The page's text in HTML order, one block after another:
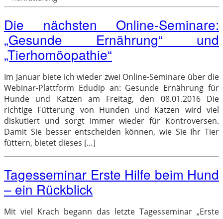
Die nächsten Online-Seminare:
„Gesunde Ernährung“ und
„Tierhomöopathie“
Im Januar biete ich wieder zwei Online-Seminare über die
Webinar-Plattform Edudip an: Gesunde Ernährung für
Hunde und Katzen am Freitag, den 08.01.2016 Die
richtige Fütterung von Hunden und Katzen wird viel
diskutiert und sorgt immer wieder für Kontroversen.
Damit Sie besser entscheiden können, wie Sie Ihr Tier
füttern, bietet dieses […]
Tagesseminar Erste Hilfe beim Hund
– ein Rückblick
Mit viel Krach begann das letzte Tagesseminar „Erste